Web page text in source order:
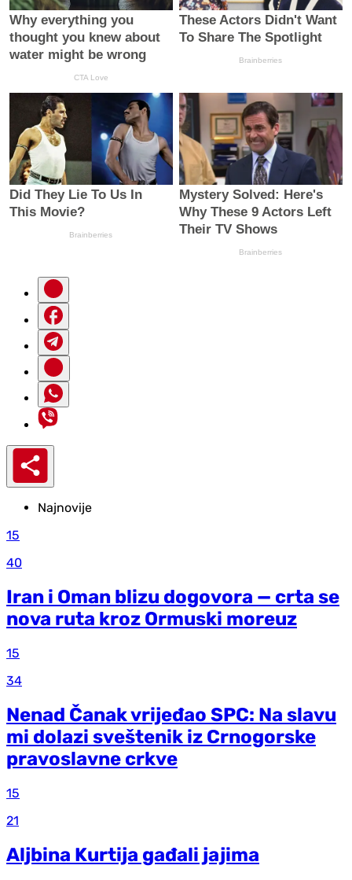
Najnovije
15
40
Iran i Oman blizu dogovora — crta se
nova ruta kroz Ormuski moreuz
15
34
Nenad Čanak vrijeđao SPC: Na slavu
mi dolazi sveštenik iz Crnogorske
pravoslavne crkve
15
21
Aljbina Kurtija gađali jajima